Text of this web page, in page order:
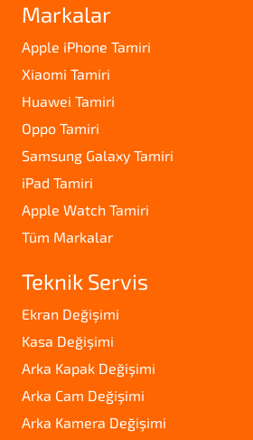
Markalar
Apple iPhone Tamiri
Xiaomi Tamiri
Huawei Tamiri
Oppo Tamiri
Samsung Galaxy Tamiri
iPad Tamiri
Apple Watch Tamiri
Tüm Markalar
Teknik Servis
Ekran Değişimi
Kasa Değişimi
Arka Kapak Değişimi
Arka Cam Değişimi
Arka Kamera Değişimi